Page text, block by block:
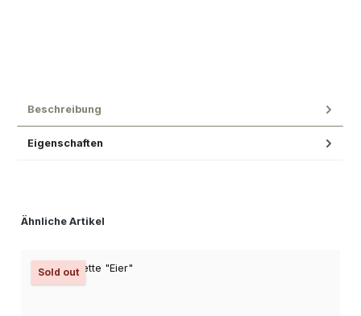
Beschreibung
Eigenschaften
Produktgalerie überspringen
Ähnliche Artikel
Sold out